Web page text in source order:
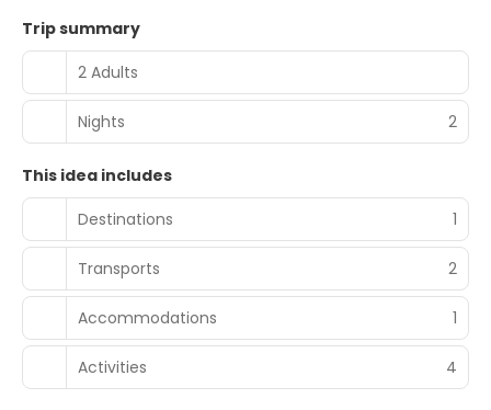
Trip summary
2 Adults
Nights 2
This idea includes
Destinations
1
Transports 2
Accommodations 1
Activities 4